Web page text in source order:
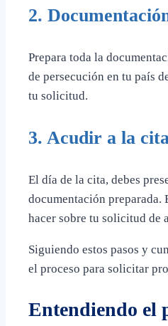
2.
Prepara toda la
de persecución en tu país
tu solicitud.
3. Acudir a la
El día de la cita, debes
documentación preparada.
hacer sobre tu solicitud de
Siguiendo estos pasos y
el proceso para solicitar
Entendiendo el